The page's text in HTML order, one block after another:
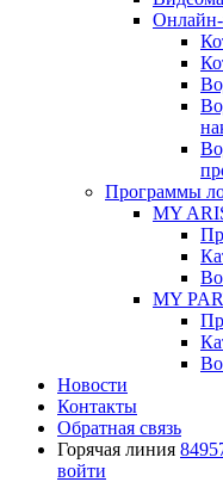
Программы
MY
MY
Новости
Контакты
Обратная связь
Горячая линия
войти